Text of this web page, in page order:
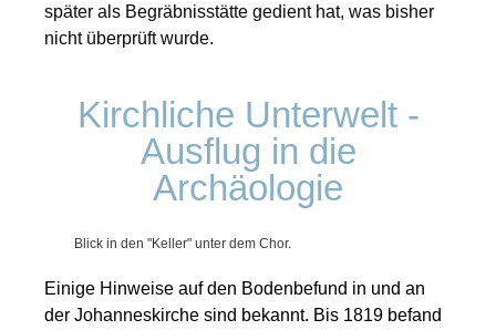
später als Begräbnisstätte gedient hat, was bisher
nicht überprüft wurde.
Kirchliche Unterwelt -
Ausflug in die
Archäologie
Blick in den "Keller" unter dem Chor.
Einige Hinweise auf den Bodenbefund in und an
der Johanneskirche sind bekannt. Bis 1819 befand